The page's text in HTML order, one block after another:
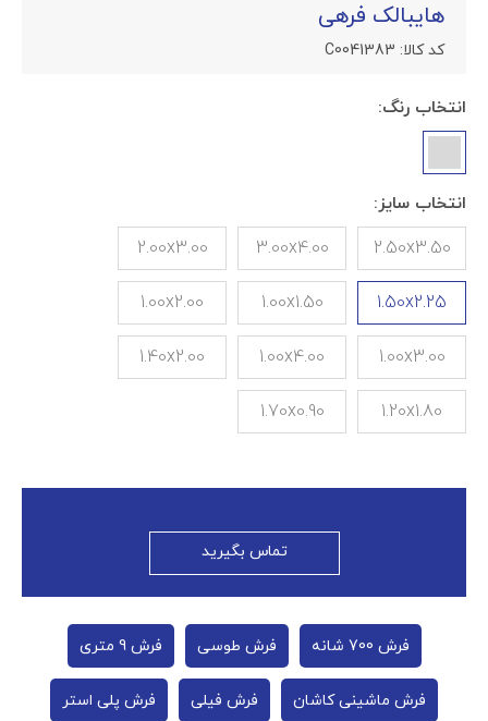
هایبالک فرهی
کد کالا: C0041383
انتخاب رنگ:
انتخاب سایز:
2.50x3.50
3.00x4.00
2.00x3.00
1.50x2.25
1.00x1.50
1.00x2.00
1.00x3.00
1.00x4.00
1.40x2.00
1.20x1.80
1.70x0.90
تماس بگیرید
فرش 700 شانه فرش طوسی فرش 9 متری
فرش ماشینی کاشان فرش فیلی فرش پلی استر